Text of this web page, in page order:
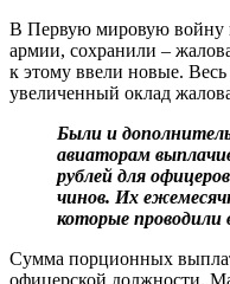
В Первую мировую войну
армии, сохранили –
к этому ввели новые.
увеличенный оклад
Были и
авиаторам
рублей для
чинов. Их
которые проводили
Сумма порционных
офицерской должности.